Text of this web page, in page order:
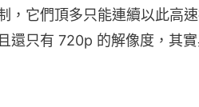
，它們頂多只能連續以此高
還只有 720p 的解像度，其